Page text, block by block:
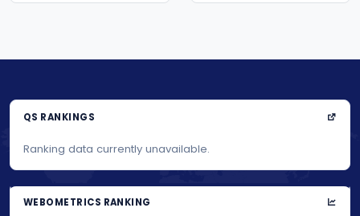
QS RANKINGS
Ranking data currently unavailable.
WEBOMETRICS RANKING